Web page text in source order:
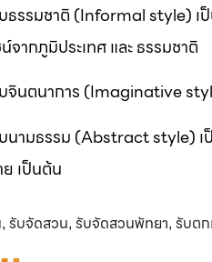
รรมชาติ (Informal style) เ
น์จากภูมิประเทศ และ ธรรมชาติ
นตนาการ (Imaginative
ามธรรม (Abstract style) เป็
เป็นต้น
, รับจัดสวน, รับจัดสวนพัทยา, รับต